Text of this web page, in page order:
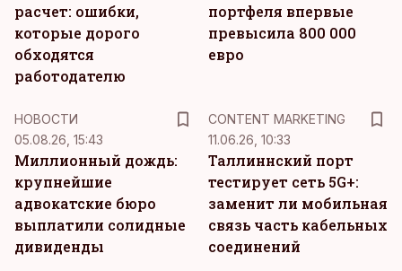
расчет: ошибки,
которые дорого
обходятся
работодателю
портфеля впервые
превысила 800 000
евро
НОВОСТИ
05.08.26, 15:43
Миллионный дождь:
крупнейшие
адвокатские бюро
выплатили солидные
дивиденды
CONTENT MARKETING
11.06.26, 10:33
Таллиннский порт
тестирует сеть 5G+:
заменит ли мобильная
связь часть кабельных
соединений